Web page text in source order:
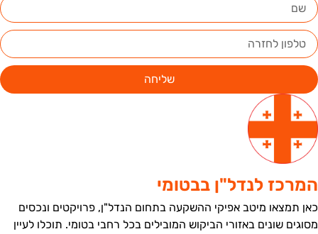
שליחה
לנדל"ן בבטומי
תמצאו מיטב אפיקי ההשקעה בתחום הנדל"ן, פרויקטים ונכסים
שונים באזורי הביקוש המובילים בכל רחבי בטומי. תוכלו לעיין